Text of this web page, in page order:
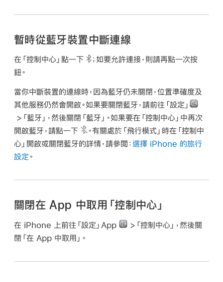
暫時從藍牙裝置中斷連線
在「控制中心」點一下
；如要允許連接，則請再點一次按
鈕。
當你中斷裝置的連線時，因為藍牙仍未關閉，位置準確度及
其他服務仍然會開啟。如果要關閉藍牙，請前往「設定」
>「藍牙」，然後關閉「藍牙」。如果要在「控制中心」中再次
開啟藍牙，請點一下
。有關處於「飛行模式」時在「控制中
心」開啟或關閉藍牙的詳情，請參閲：選擇 iPhone 的旅行
設定。
關閉在 App 中取用「控制中心」
在 iPhone 上前往「設定」App
>「控制中心」，然後關
閉「在 App 中取用」。